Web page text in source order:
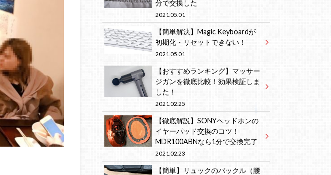
分で交換した
2021.05.01
【簡単解決】Magic Keyboardが
初期化・リセットできない！
2021.05.01
【おすすめランキング】マッサー
ジガンを徹底比較！効果検証しま
した！
2021.02.25
【徹底解説】SONYヘッドホンの
イヤーパッド交換のコツ！
MDR100ABNなら1分で交換完了
2021.02.23
【簡単】リュックのバックル（腰